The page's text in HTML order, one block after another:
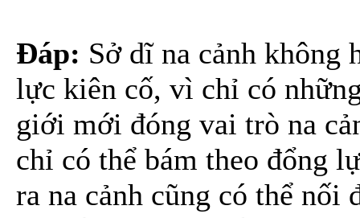
Đáp: Sở dĩ na cảnh không
lực kiên cố, vì chỉ có
giới mới đóng vai trò na
chỉ có thể bám theo đổng
ra na cảnh cũng có thể